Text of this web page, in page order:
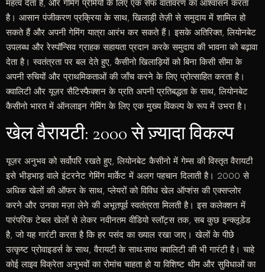
महत्व देता है, और गेमिंग प्रेमियों के लिए एक सेफ वातावरण का आश्वासन करता
है। आसान पंजीकरण प्रक्रिया के साथ, खिलाड़ी तेज़ी से समुदाय में शामिल हो
सकते हैं और अपनी गेमिंग यात्रा आरंभ कर सकते हैं। इसके अतिरिक्त, लियोनबेट
उपलब्ध और रेस्पॉन्सिव ग्राहक सहायता प्रदान करके समुदाय की भावना को बढ़ावा
देता है। स्वतंत्रता पर बल देते हुए, कैसीनो खिलाड़ियों को बिना किसी सीमा के
अपनी रुचियों और प्राथमिकताओं की जाँच करने के लिए प्रोत्साहित करता है।
क्वालिटी और यूज़र सैटिस्फैक्शन के प्रति अपनी प्रतिबद्धता के साथ, लियोनबेट
कैसीनो भारत में ऑनलाइन गेमिंग के लिए एक मुख्य विकल्प के रूप में उभरा है।
खेल वैरायटी: 2000 से ज़्यादा विकल्प
यूज़र अनुभव को सर्वोपरि रखते हुए, लियोनबेट कैसीनो में गेम्स की विस्तृत वैरायटी
इसे भीड़भाड़ वाले इंटरनेट गेमिंग मार्केट में अलग पहचान दिलाती है। 2000 से
अधिक खेलों की ऑफर के साथ, प्लेयरों को विविध खेल ऑप्शंस की एक्सप्लोर
करने और उनका मज़ा लेने की अभूतपूर्व स्वतंत्रता मिलती है। इस कलेक्शन में
पारंपरिक टेबल खेलों से लेकर नवीनतम वीडियो स्लॉट्स तक, सब कुछ इन्क्लूडेड
है, जो यह गारंटी करता है कि हर पसंद का ख्याल रखा जाए। खेलों के पीछे
उत्कृष्ट प्रोवाइडर्स के साथ, वैरायटी के साथ-साथ क्वालिटी की भी गारंटी है। चाहे
कोई लाइव विक्रेता अनुभवों का रोमांच चाहता हो या विशिष्ट थीम और सुविधाओं का